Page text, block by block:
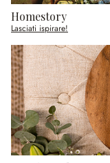
Homestory
Lasciati ispirare!